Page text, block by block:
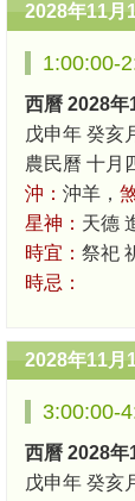
2028年11月
1:00:00-
西曆 2028年
戊申年 癸亥
農民曆 十月
沖： 沖羊，
星神： 天德
時宜： 祭祀
時忌：
2028年11月
3:00:00-
西曆 2028年
戊申年 癸亥